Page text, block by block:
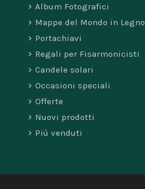
Album Fotografici
Mappe del Mondo in Legno
Portachiavi
Regali per Fisarmonicisti
Candele solari
Occasioni speciali
Offerte
Nuovi prodotti
Più venduti